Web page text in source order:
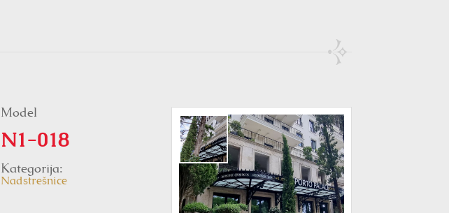
Model
N1-018
Kategorija:
Nadstrešnice